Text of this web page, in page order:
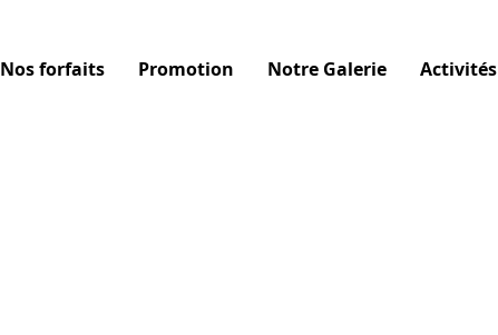
Nos forfaits Promotion Notre Galerie Activités